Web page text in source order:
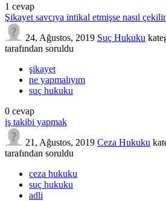
1 cevap
Şikayet savcıya intikal etmişse nasıl
24, Ağustos, 2019 Suç Hukuku
tarafından soruldu
şikayet
ne yapmalıyım
suç hukuku
0 cevap
iş takibi yapmak
21, Ağustos, 2019 Ceza Hukuku
tarafından soruldu
ceza hukuku
suç hukuku
adli